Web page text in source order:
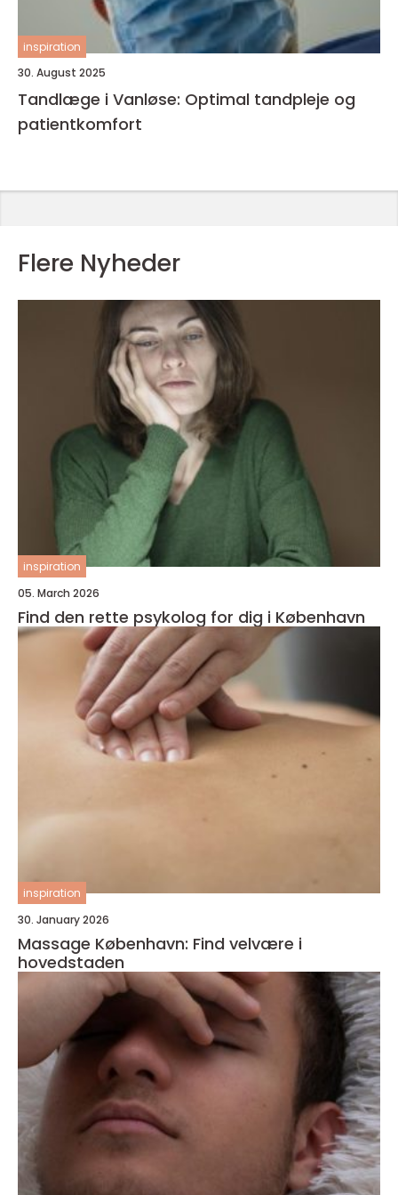
inspiration
30. August 2025
Tandlæge i Vanløse: Optimal tandpleje og
patientkomfort
Flere Nyheder
inspiration
05. March 2026
Find den rette psykolog for dig i København
inspiration
30. January 2026
Massage København: Find velvære i
hovedstaden